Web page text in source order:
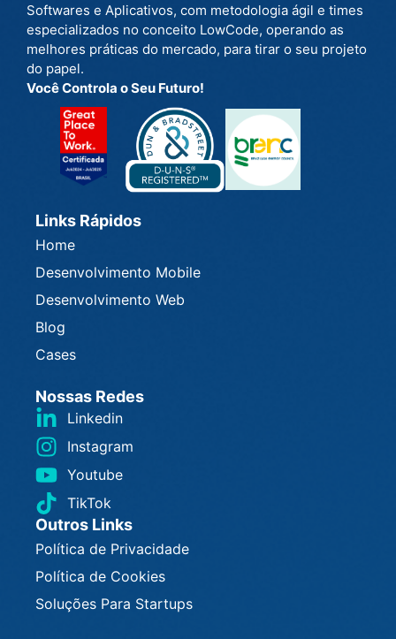
Softwares e Aplicativos, com metodologia ágil e times
especializados no conceito LowCode, operando as
melhores práticas do mercado, para tirar o seu projeto
do papel.
Você Controla o Seu Futuro!
Links Rápidos
Home
Desenvolvimento Mobile
Desenvolvimento Web
Blog
Cases
Nossas Redes
Linkedin
Instagram
Youtube
TikTok
Outros Links
Política de Privacidade
Política de Cookies
Soluções Para Startups